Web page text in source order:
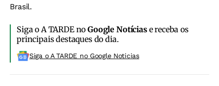
Brasil.
Siga o A TARDE noGoogle Notíciase receba os
principais destaques do dia.
Siga o A TARDE no Google Noticias